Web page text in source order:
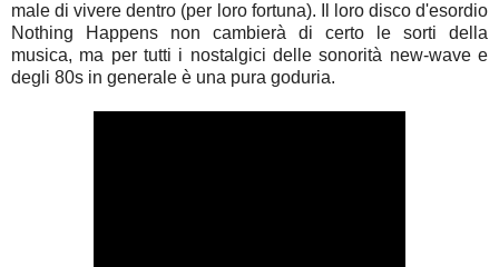
male di vivere dentro (per loro fortuna). Il loro disco d'esordio
Nothing Happens non cambierà di certo le sorti della
musica, ma per tutti i nostalgici delle sonorità new-wave e
degli 80s in generale è una pura goduria.